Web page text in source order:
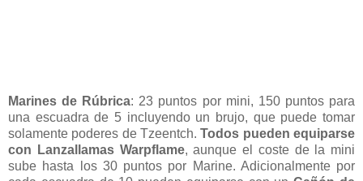
Marines de Rúbrica: 23 puntos por mini, 150 puntos para
una escuadra de 5 incluyendo un brujo, que puede tomar
solamente poderes de Tzeentch.Todos pueden equiparse
con Lanzallamas Warpflame, aunque el coste de la mini
sube hasta los 30 puntos por Marine. Adicionalmente por